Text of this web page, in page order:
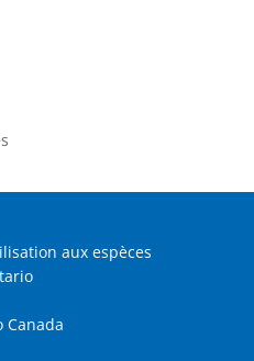
aux espèces
Canada